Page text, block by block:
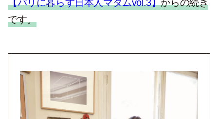
【パリに暮らす日本人マダムvol.3】からの続き
です。